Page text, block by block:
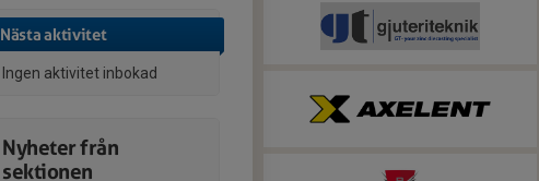
Nästa aktivitet
Ingen aktivitet inbokad
Nyheter från
sektionen